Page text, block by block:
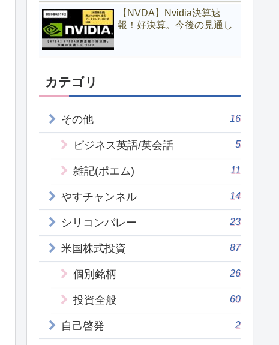
【NVDA】Nvidia決算速
報！好決算。今後の見通し
カテゴリ
その他 16
ビジネス英語/英会話 5
雑記(ポエム) 11
やすチャンネル 14
シリコンバレー 23
米国株式投資 87
個別銘柄 26
投資全般 60
自己啓発 2